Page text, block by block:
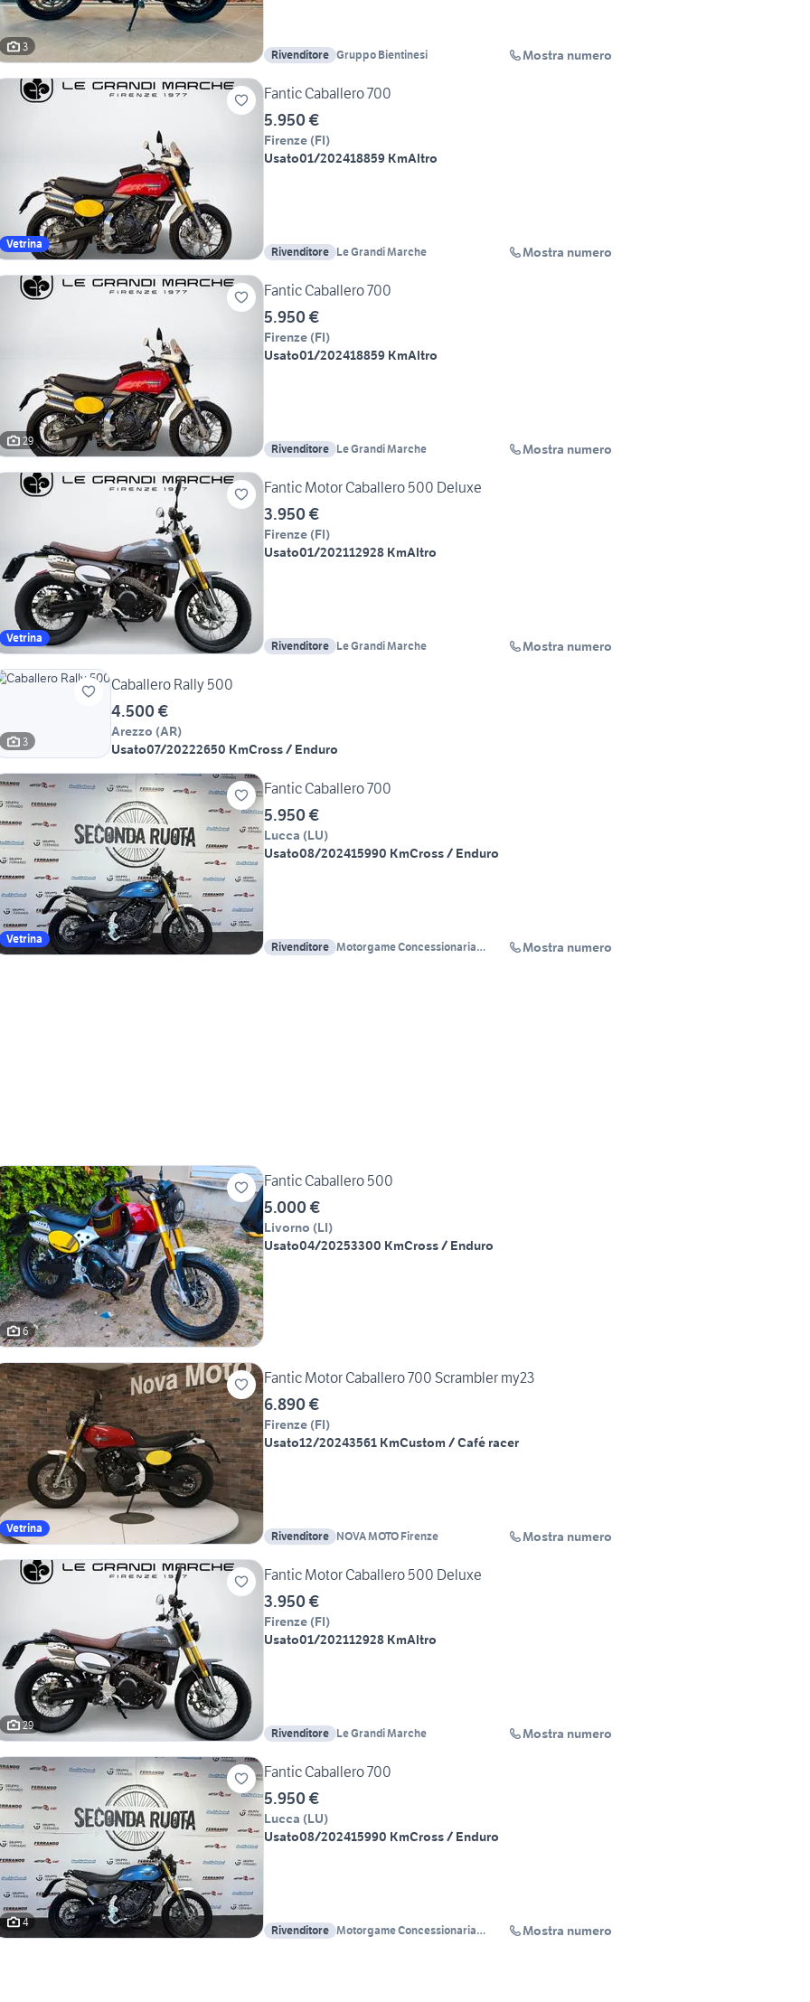
3
Rivenditore Gruppo Bientinesi Mostra numero
Vetrina
Fantic Caballero 700
5.950 €
Firenze (FI)
Usato01/202418859 KmAltro
Rivenditore Le Grandi Marche Mostra numero
29
Fantic Caballero 700
5.950 €
Firenze (FI)
Usato01/202418859 KmAltro
Rivenditore Le Grandi Marche Mostra numero
Vetrina
Fantic Motor Caballero 500 Deluxe
3.950 €
Firenze (FI)
Usato01/202112928 KmAltro
Rivenditore Le Grandi Marche Mostra numero
3
Caballero Rally 500
4.500 €
Arezzo (AR)
Usato07/20222650 KmCross / Enduro
Vetrina
Fantic Caballero 700
5.950 €
Lucca (LU)
Usato08/202415990 KmCross / Enduro
Rivenditore Motorgame Concessionaria
Mostra numero
6
Fantic Caballero 500
5.000 €
Livorno (LI)
Usato04/20253300 KmCross / Enduro
Vetrina
Fantic Motor Caballero 700 Scrambler my23
6.890 €
Firenze (FI)
Usato12/20243561 KmCustom / Café racer
Rivenditore NOVA MOTO Firenze Mostra numero
29
Fantic Motor Caballero 500 Deluxe
3.950 €
Firenze (FI)
Usato01/202112928 KmAltro
Rivenditore Le Grandi Marche Mostra numero
4
Fantic Caballero 700
5.950 €
Lucca (LU)
Usato08/202415990 KmCross / Enduro
Rivenditore Motorgame Concessionaria
Mostra numero